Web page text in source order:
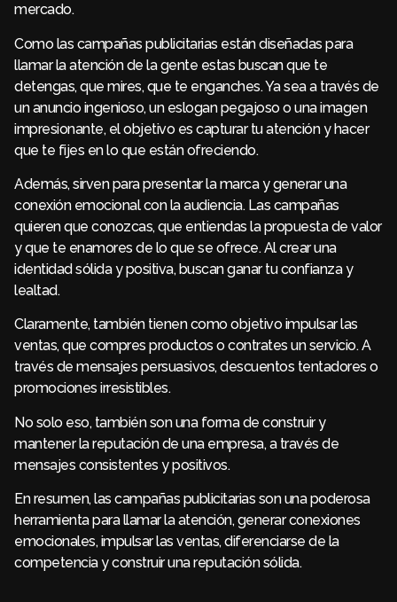
mercado.
Como las campañas publicitarias están diseñadas para
llamar la atención de la gente estas buscan que te
detengas, que mires, que te enganches. Ya sea a través de
un anuncio ingenioso, un eslogan pegajoso o una imagen
impresionante, el objetivo es capturar tu atención y hacer
que te fijes en lo que están ofreciendo.
Además, sirven para presentar la marca y generar una
conexión emocional con la audiencia. Las campañas
quieren que conozcas, que entiendas la propuesta de valor
y que te enamores de lo que se ofrece. Al crear una
identidad sólida y positiva, buscan ganar tu confianza y
lealtad.
Claramente, también tienen como objetivo impulsar las
ventas, que compres productos o contrates un servicio. A
través de mensajes persuasivos, descuentos tentadores o
promociones irresistibles.
No solo eso, también son una forma de construir y
mantener la reputación de una empresa, a través de
mensajes consistentes y positivos.
En resumen, las campañas publicitarias son una poderosa
herramienta para llamar la atención, generar conexiones
emocionales, impulsar las ventas, diferenciarse de la
competencia y construir una reputación sólida.